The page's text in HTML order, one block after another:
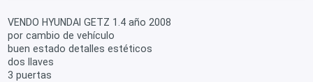
VENDO HYUNDAI GETZ 1.4 año 2008
por cambio de vehículo
buen estado detalles estéticos
dos llaves
3 puertas